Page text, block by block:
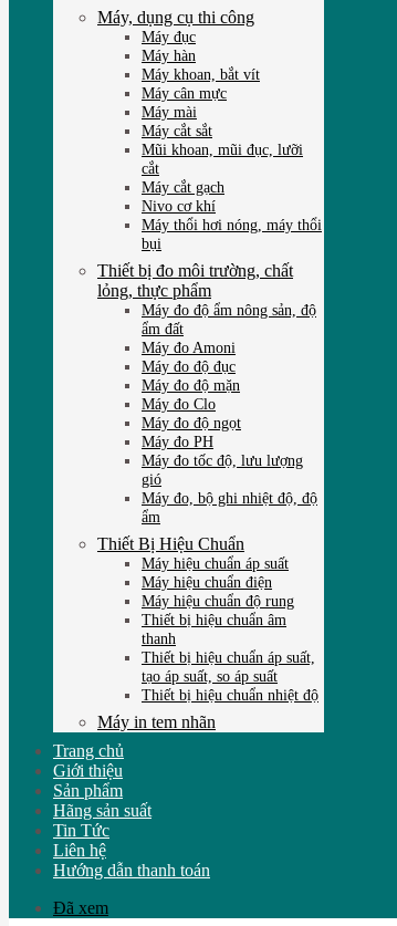
Máy, dụng cụ thi công
Máy đục
Máy hàn
Máy khoan, bắt vít
Máy cân mực
Máy mài
Máy cắt sắt
Mũi khoan, mũi đục, lưỡi
cắt
Máy cắt gạch
Nivo cơ khí
Máy thổi hơi nóng, máy thổi
bụi
Thiết bị đo môi trường, chất
lỏng, thực phẩm
Máy đo độ ẩm nông sản, độ
ẩm đất
Máy đo Amoni
Máy đo độ đục
Máy đo độ mặn
Máy đo Clo
Máy đo độ ngọt
Máy đo PH
Máy đo tốc độ, lưu lượng
gió
Máy đo, bộ ghi nhiệt độ, độ
ẩm
Thiết Bị Hiệu Chuẩn
Máy hiệu chuẩn áp suất
Máy hiệu chuẩn điện
Máy hiệu chuẩn độ rung
Thiết bị hiệu chuẩn âm
thanh
Thiết bị hiệu chuẩn áp suất,
tạo áp suất, so áp suất
Thiết bị hiệu chuẩn nhiệt độ
Máy in tem nhãn
Trang chủ
Giới thiệu
Sản phẩm
Hãng sản suất
Tin Tức
Liên hệ
Hướng dẫn thanh toán
Đã xem